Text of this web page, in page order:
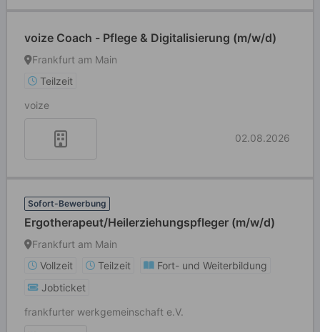
voize Coach - Pflege & Digitalisierung (m/w/d)
Frankfurt am Main
Teilzeit
voize
02.08.2026
Sofort-Bewerbung
Ergotherapeut/Heilerziehungspfleger (m/w/d)
Frankfurt am Main
Vollzeit
Teilzeit
Fort- und Weiterbildung
Jobticket
frankfurter werkgemeinschaft e.V.